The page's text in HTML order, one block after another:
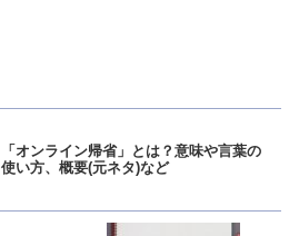
「オンライン帰省」とは？意味や言葉の
使い方、概要(元ネタ)など